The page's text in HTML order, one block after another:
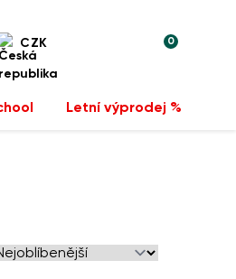
CZK 0
Letní výprodej %